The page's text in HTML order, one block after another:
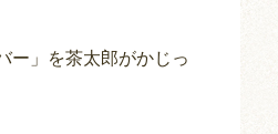
ー」を茶太郎がかじっ